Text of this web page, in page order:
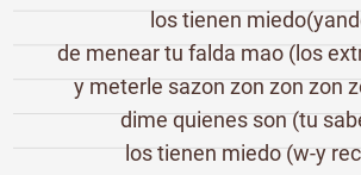
los tienen
de menear tu falda mao (los
y meterle sazon zon zon zon
dime quienes son (tu
los tienen miedo (w-y